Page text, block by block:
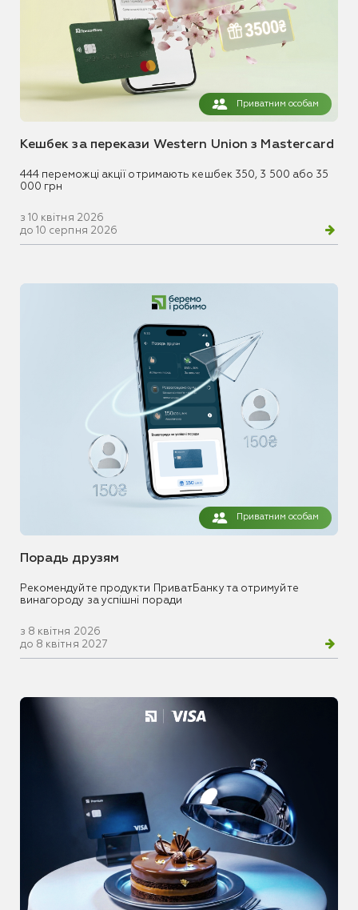
Приватним особам
Кешбек за перекази Western Union з Mastercard
444 переможці акції отримають кешбек 350, 3 500 або 35
000 грн
з 10 квітня 2026
до 10 серпня 2026
Приватним особам
Порадь друзям
Рекомендуйте продукти ПриватБанку та отримуйте
винагороду за успішні поради
з 8 квітня 2026
до 8 квітня 2027